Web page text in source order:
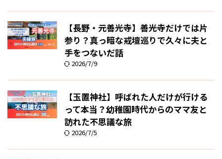
【長野・元善光寺】善光寺だけでは片
参り？真っ暗な戒壇巡りで久々に夫と
手をつないだ話
2026/7/9
【玉置神社】呼ばれた人だけが行ける
って本当？幼稚園時代からのママ友と
訪れた不思議な旅
2026/7/5